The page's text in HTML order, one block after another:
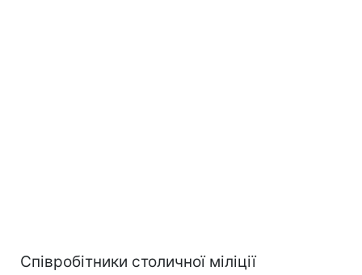
Співробітники столичної міліції